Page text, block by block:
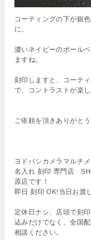
コーティングの下が銀
に。
濃いネイビーのボール
ますね。
刻印しますと、コーテ
で、コントラストが楽し
ご依頼を頂きありがと
ヨドバシカメラマルチ
名入れ 刻印 専門店
原店です！
即日 刻印 OK!当日お渡
定休日ナシ、店頭で刻
込みだけでなく、全国
相談ください。